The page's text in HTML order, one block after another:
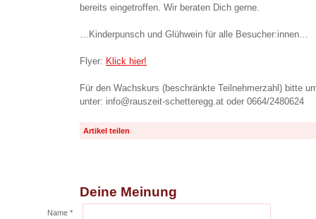
bereits eingetroffen. Wir beraten Dich gerne.
…Kinderpunsch und Glühwein für alle Besucher:innen…
Flyer: Klick hier!
Für den Wachskurs (beschränkte Teilnehmerzahl) bitte
unter: info@rauszeit-schetteregg.at oder 0664/2480624
Artikel teilen
Deine Meinung
Name *